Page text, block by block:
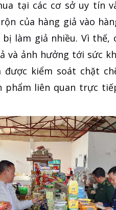
tại các cơ sở uy tín
của hàng giả vào
làm giả nhiều. Vì
và ảnh hưởng tới sức
kiểm soát chặt
phẩm liên quan trực